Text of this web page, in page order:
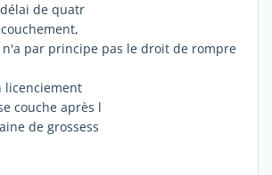
délai de quatr
par principe pas le droit de rompre
licenciement
couche après l
de grossess